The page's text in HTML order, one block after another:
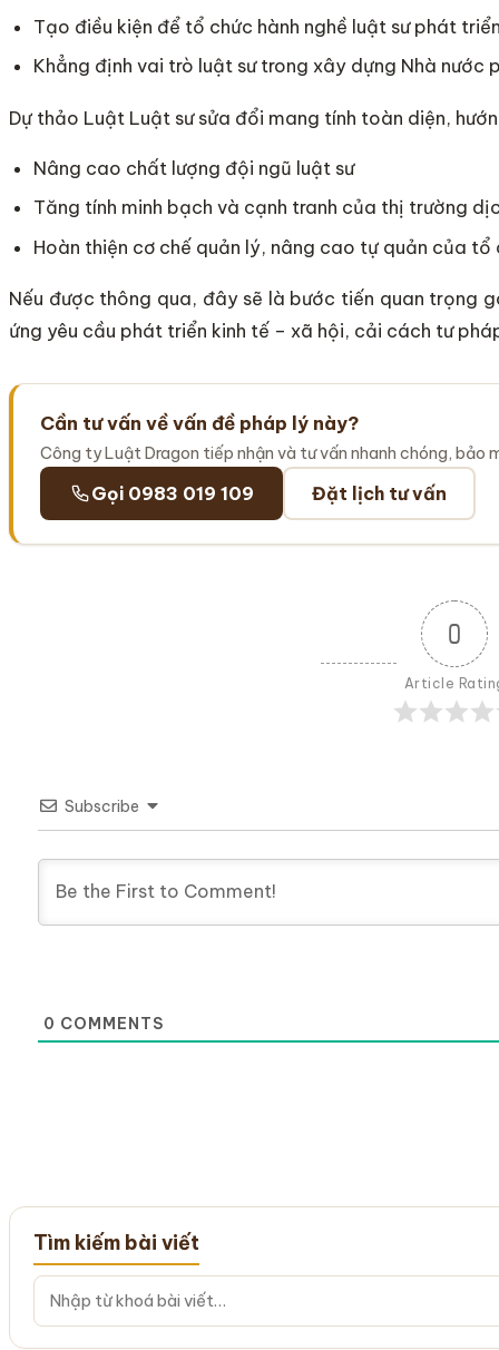
Tạo điều kiện để tổ chức hành nghề luật sư phát
Khẳng định vai trò luật sư trong xây dựng Nhà nước
Dự thảo Luật Luật sư sửa đổi mang tính toàn diện,
Nâng cao chất lượng đội ngũ luật sư
Tăng tính minh bạch và cạnh tranh của thị trường
Hoàn thiện cơ chế quản lý, nâng cao tự quản của tổ
Nếu được thông qua, đây sẽ là bước tiến quan trọng
ứng yêu cầu phát triển kinh tế – xã hội, cải cách tư
Cần tư vấn về vấn đề pháp lý này?
Công ty Luật Dragon tiếp nhận và tư vấn nhanh chóng, bảo
Gọi 0983 019 109 Đặt lịch tư vấn
0
Article
Subscribe
0 COMMENTS
Tìm kiếm bài viết